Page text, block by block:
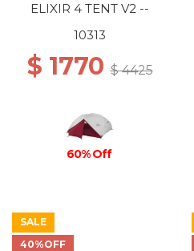
ELIXIR 4 TENT V2 --
10313
$ 1770$ 4425
60% Off
SALE
40%OFF